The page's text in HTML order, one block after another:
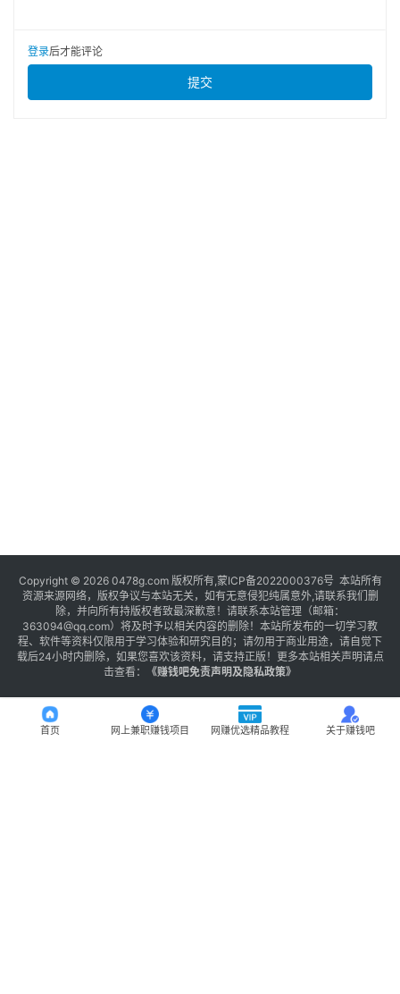
登录后才能评论
提交
Copyright © 2026 0478g.com 版权所有,蒙ICP备2022000376号 本站所有
资源来源网络，版权争议与本站无关，如有无意侵犯纯属意外,请联系我们删
除，并向所有持版权者致最深歉意！请联系本站管理（邮箱：
363094@qq.com）将及时予以相关内容的删除！本站所发布的一切学习教
程、软件等资料仅限用于学习体验和研究目的；请勿用于商业用途，请自觉下
载后24小时内删除，如果您喜欢该资料，请支持正版！更多本站相关声明请点
击查看：
《赚钱吧免责声明及隐私政策》
首页 网上兼职赚钱项目 网赚优选精品教程 关于赚钱吧